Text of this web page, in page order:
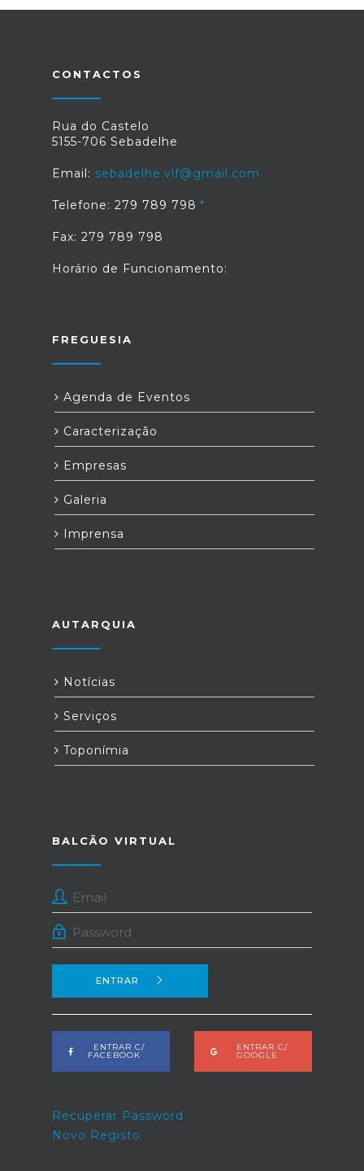
CONTACTOS
Rua do Castelo
5155-706 Sebadelhe
Email: sebadelhe.vlf@gmail.com
Telefone: 279 789 798
Fax: 279 789 798
Horário de Funcionamento:
FREGUESIA
Agenda de Eventos
Caracterização
Empresas
Galeria
Imprensa
AUTARQUIA
Notícias
Serviços
Toponímia
BALCÃO VIRTUAL
ENTRAR
ENTRAR C/
FACEBOOK
ENTRAR C/
GOOGLE
Recuperar Password
Novo Registo